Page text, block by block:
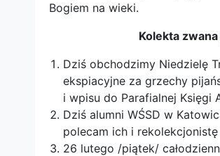
Bogiem na wieki.
Kolekta zwana
Dziś obchodzimy Niedzielę
ekspiacyjne za grzechy
i wpisu do Parafialnej Księgi
Dziś alumni WŚSD w
polecam ich i
26 lutego /piątek/